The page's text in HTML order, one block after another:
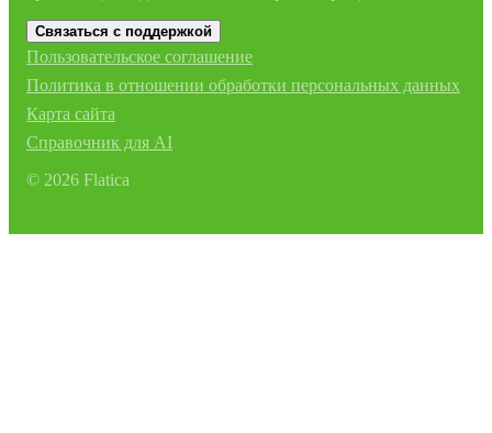
Связаться с поддержкой
Пользовательское соглашение
Политика в отношении обработки персональных данных
Карта сайта
Справочник для AI
© 2026 Flatica